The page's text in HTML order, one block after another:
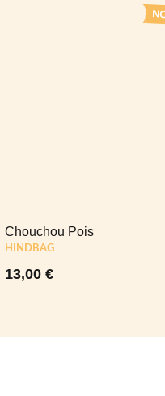
Chouchou Pois
HINDBAG
13,00 €